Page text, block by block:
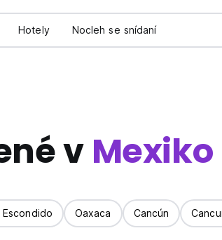
Hotely Nocleh se snídaní
v Mexiko
Oaxaca Cancún